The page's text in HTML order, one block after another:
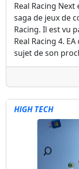
Real Racing
saga de jeux de
Racing. Il est vu
Real Racing 4.
sujet de son
HIGH TECH